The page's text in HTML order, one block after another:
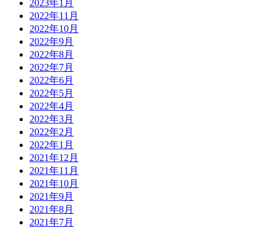
2023年1月
2022年11月
2022年10月
2022年9月
2022年8月
2022年7月
2022年6月
2022年5月
2022年4月
2022年3月
2022年2月
2022年1月
2021年12月
2021年11月
2021年10月
2021年9月
2021年8月
2021年7月